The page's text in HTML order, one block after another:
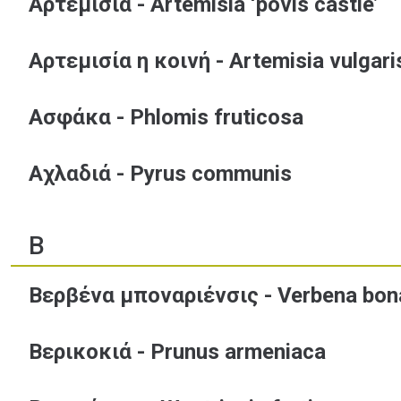
Αρτεμισία η κοινή - Artemisia
Ασφάκα - Phlomis fruticosa
Αχλαδιά - Pyrus communis
Β
Βερβένα μποναριένσις - Verbena
Βερικοκιά - Prunus armeniaca